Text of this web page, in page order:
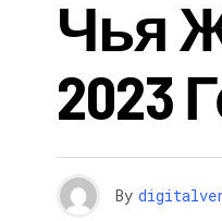
Чья
2023
By